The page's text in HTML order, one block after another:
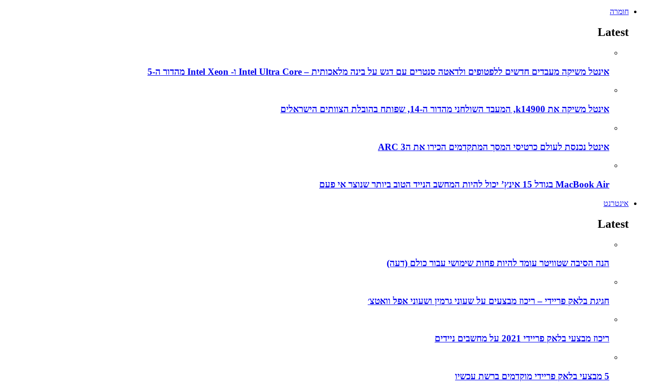
חומרה
Latest
אינטל משיקה מעבדים חדשים ללפטופים ולדאטה סנטרים עם דגש על בינה מלאכותית – Intel Ultra Core ו- Intel Xeon מהדור ה-5
אינטל משיקה את k14900, המעבד השולחני מהדור ה-14, שפותח בהובלת הצוותים הישראלים
אינטל נכנסת לעולם כרטיסי המסך המתקדמים הכירו את הARC 3
MacBook Air בגודל 15 אינץ’ יכול להיות המחשב הנייד הטוב ביותר שנוצר אי פעם
אינטרנט
Latest
הנה הסיבה שטוויטר עומד להיות פחות שימושי עבור כולם (דעה)
חגיגת בלאק פריידי – ריכוז מבצעים על שעוני גרמין ושעוני אפל וואטצ׳
ריכוז מבצעי בלאק פריידי 2021 על מחשבים ניידים
5 מבצעי בלאק פריידי מוקדמים ברשת עכשיו